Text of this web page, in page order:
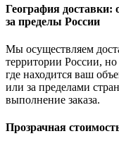
География доставки:
за пределы России
Мы осуществляем
территории России,
где находится ваш
или за пределами
выполнение заказа.
Прозрачная